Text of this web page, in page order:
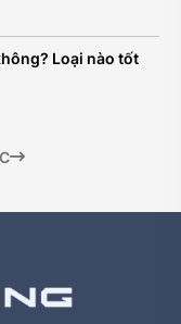
Loại nào tốt